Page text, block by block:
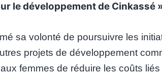
le développement de Cinkassé
sa volonté de poursuivre les
projets de développement
femmes de réduire les coûts liés